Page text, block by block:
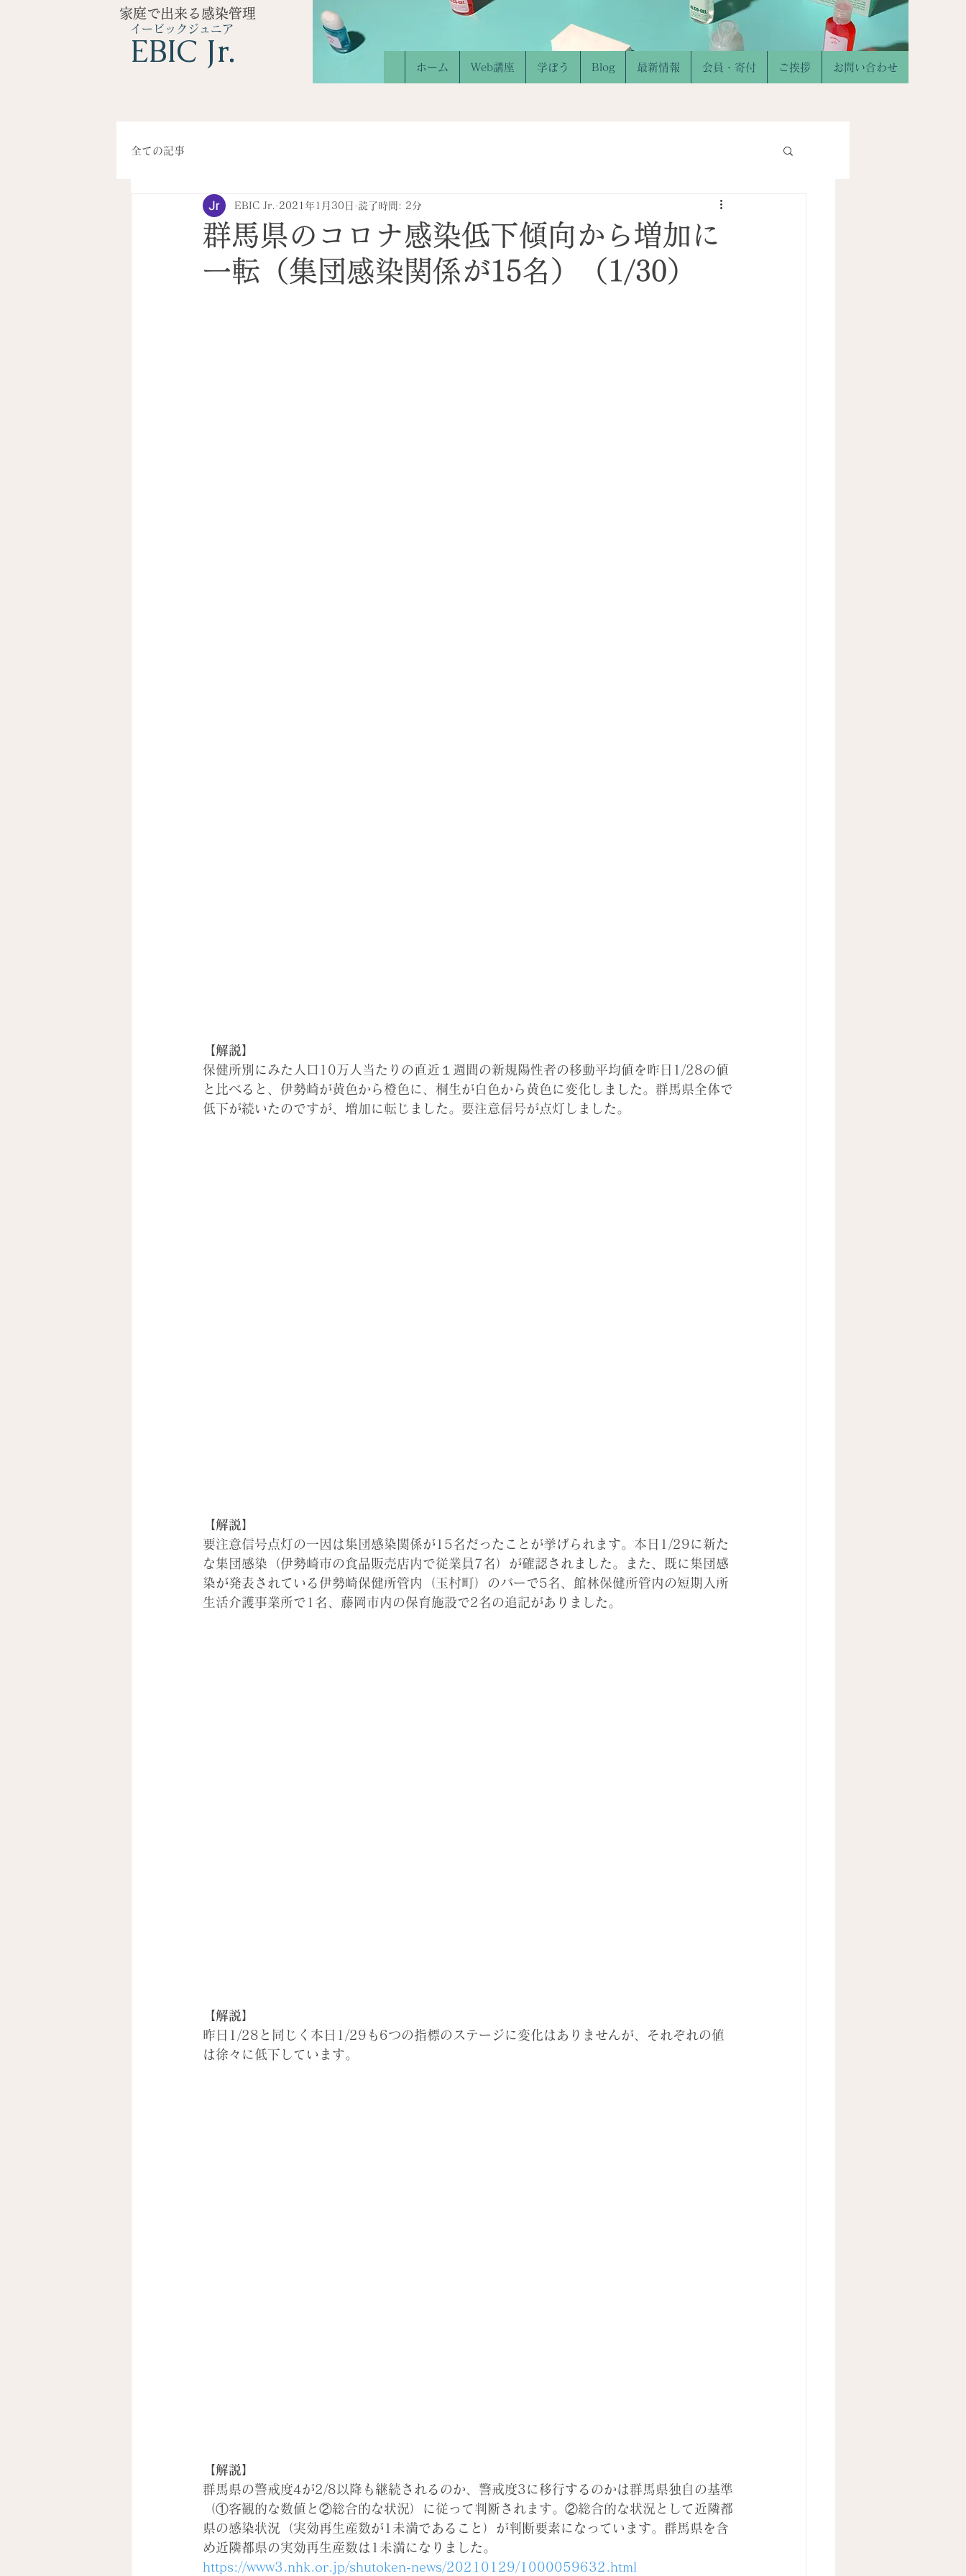
イービックジュニア
​EBIC Jr.
家庭で出来る感染管理
ホーム Web講座 学ぼう Blog 最新情報 会員・寄付 ご挨拶 お問い合わせ
全ての記事
群馬県のコロナ感染低下傾向から増加に
一転（集団感染関係が15名）（1/30）
EBIC Jr. 2021年1月30日 読了時間: 2分
【解説】
保健所別にみた人口10万人当たりの直近１週間の新規陽性者の移動平均値を昨日1/28の値
と比べると、伊勢崎が黄色から橙色に、桐生が白色から黄色に変化しました。群馬県全体で
低下が続いたのですが、増加に転じました。要注意信号が点灯しました。
【解説】
要注意信号点灯の一因は集団感染関係が15名だったことが挙げられます。本日1/29に新た
な集団感染（伊勢崎市の食品販売店内で従業員7名）が確認されました。また、既に集団感
染が発表されている 伊勢崎保健所管内（玉村町）のバーで5名、 館林保健所管内の短期入所
生活介護事業所で1名、藤岡市内の保育施設で2名の追記がありました。
【解説】
昨日1/28と同じく本日1/29も6つの指標のステージに変化はありませんが、それぞれの値
は徐々に低下しています。
【解説】
群馬県の警戒度4が2/8以降も継続されるのか、警戒度3に移行するのかは群馬県独自の基準
（①客観的な数値と②総合的な状況）に従って判断されます。②総合的な状況として近隣都
県の感染状況（実効再生産数が1未満であること）が判断要素になっています。群馬県を含
め近隣都県の実効再生産数は1未満になりました。
https://www3.nhk.or.jp/shutoken-news/20210129/1000059632.html